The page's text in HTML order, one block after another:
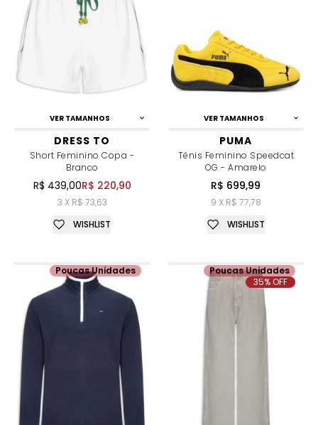
VER TAMANHOS
DRESS TO
Short Feminino Copa -
Branco
R$ 439,00R$ 220,90
3 X R$ 73,63
WISHLIST
VER TAMANHOS
PUMA
Tênis Feminino Speedcat
OG - Amarelo
R$ 699,99
9 X R$ 77,78
WISHLIST
Poucas Unidades
Poucas Unidades
35% OFF